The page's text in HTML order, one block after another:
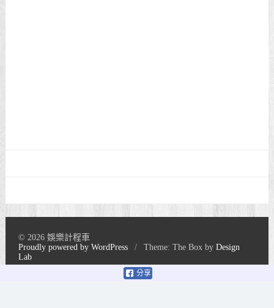
分享
© 2026 娛樂計程車
Proudly powered by WordPress
/ Theme: The Box byDesign
Lab